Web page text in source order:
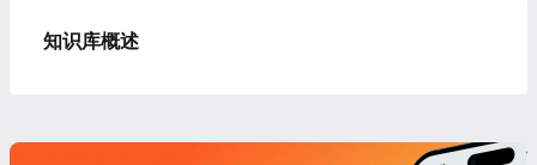
知识库概述